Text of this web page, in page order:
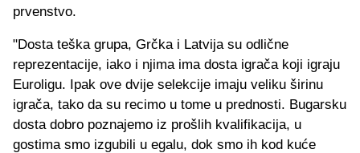
prvenstvo.
"Dosta teška grupa, Grčka i Latvija su odlične
reprezentacije, iako i njima ima dosta igrača koji igraju
Euroligu. Ipak ove dvije selekcije imaju veliku širinu
igrača, tako da su recimo u tome u prednosti. Bugarsku
dosta dobro poznajemo iz prošlih kvalifikacija, u
gostima smo izgubili u egalu, dok smo ih kod kuće